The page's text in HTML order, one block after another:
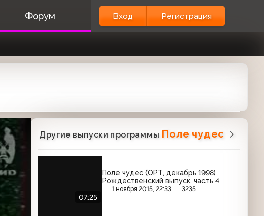
Форум Вход Регистрация
Другие выпуски программы Поле чудес
07:25
Поле чудес (ОРТ, декабрь 1998)
Рождественский выпуск, часть 4
1 ноября 2015, 22:33 3235